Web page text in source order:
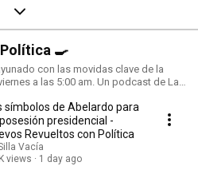
🍳
con las movidas clave de la
a las 5:00 am. Un podcast de La
símbolos de Abelardo para
presidencial -
Revueltos con Política
Vacía
views
1 day ago